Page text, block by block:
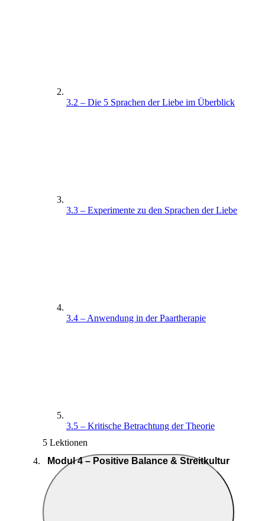
3.2 – Die 5 Sprachen der Liebe im Überblick
3.3 – Experimente zu den Sprachen der Liebe
3.4 – Anwendung in der Paartherapie
3.5 – Kritische Betrachtung der Theorie
5 Lektionen
Modul 4 – Positive Balance & Streitkultur